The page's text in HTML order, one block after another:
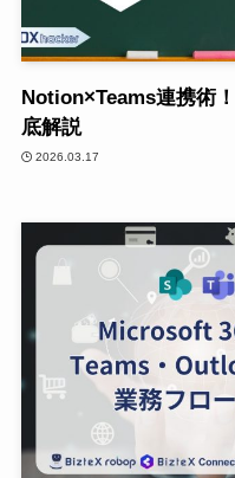
Notion×Teams連携術
底解説
2026.03.17